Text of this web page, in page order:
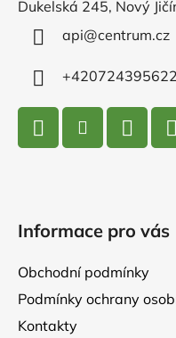
Dukelská 245, Nový
api@centrum.cz
+420724395622
Informace pro vás
Obchodní podmínky
Podmínky ochrany
Kontakty